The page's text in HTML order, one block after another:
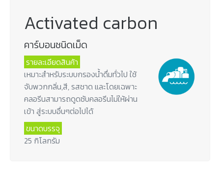
Activated carbon
คาร์บอนชนิดเม็ด
รายละเอียดสินค้า
เหมาะสำหรับระบบกรองน้ำดื่มทั่วไป ใช้
จับพวกกลิ่น,สี, รสชาด และโดยเฉพาะ
คลอรีนสามารถดูดซับคลอรีนไม่ให้ผ่าน
เข้า สู่ระบบอื่นๆต่อไปได้
ขนาดบรรจุ
25 กิโลกรัม